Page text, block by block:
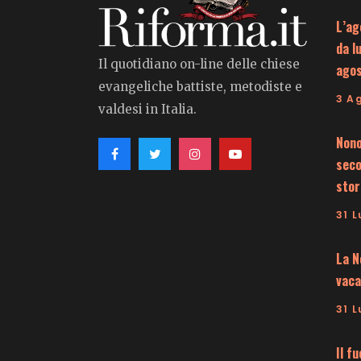
Il quotidiano on-line delle chiese
evangeliche battiste, metodiste e
valdesi in Italia.
da
3
31
La
31
Il